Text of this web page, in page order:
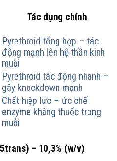
Tác dụng chính
Pyrethroid tổng hợp – tác
động mạnh lên hệ thần kinh
muỗi
Pyrethroid tác động nhanh –
gây knockdown mạnh
Chất hiệp lực – ức chế
enzyme kháng thuốc trong
muỗi
– 10,3% (w/v)